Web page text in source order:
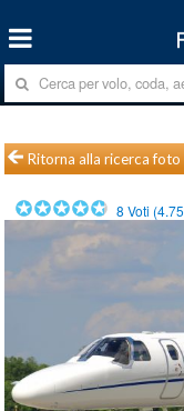
Ritorna alla ricerca foto
8 Voti (4.75